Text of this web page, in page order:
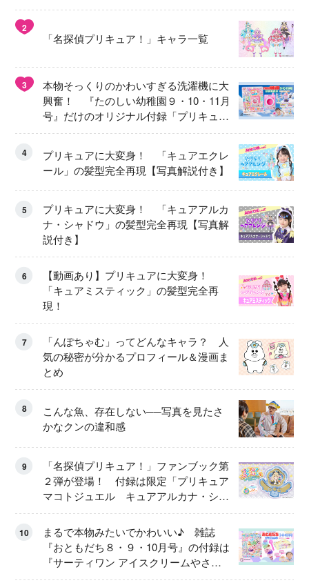
2
「名探偵プリキュア！」キャラ一覧
3
本物そっくりのかわいすぎる洗濯機に大
興奮！ 『たのしい幼稚園９・10・11月
号』だけのオリジナル付録「プリキュ
ア くるくるせんたくき」
4
プリキュアに大変身！ 「キュアエクレ
ール」の髪型完全再現【写真解説付き】
5
プリキュアに大変身！ 「キュアアルカ
ナ・シャドウ」の髪型完全再現【写真解
説付き】
6
【動画あり】プリキュアに大変身！
「キュアミスティック」の髪型完全再
現！
7
「んぽちゃむ」ってどんなキャラ？ 人
気の秘密が分かるプロフィール＆漫画ま
とめ
8
こんな魚、存在しない──写真を見たさ
かなクンの違和感
9
「名探偵プリキュア！」ファンブック第
２弾が登場！ 付録は限定「プリキュア
マコトジュエル キュアアルカナ・シャ
ドウ アイスver.」 キュアエクレールを
大特集！
10
まるで本物みたいでかわいい♪ 雑誌
『おともだち８・９・10月号』の付録は
『サーティワン アイスクリームやさ
ん』